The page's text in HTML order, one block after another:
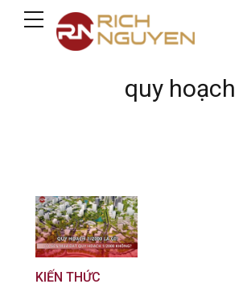
quy hoạch
KIẾN THỨC